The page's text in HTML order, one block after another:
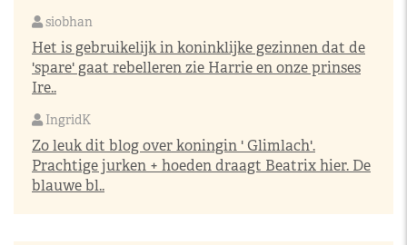
siobhan
Het is gebruikelijk in koninklijke gezinnen dat de
'spare' gaat rebelleren zie Harrie en onze prinses
Ire..
IngridK
Zo leuk dit blog over koningin ' Glimlach'.
Prachtige jurken + hoeden draagt Beatrix hier. De
blauwe bl..